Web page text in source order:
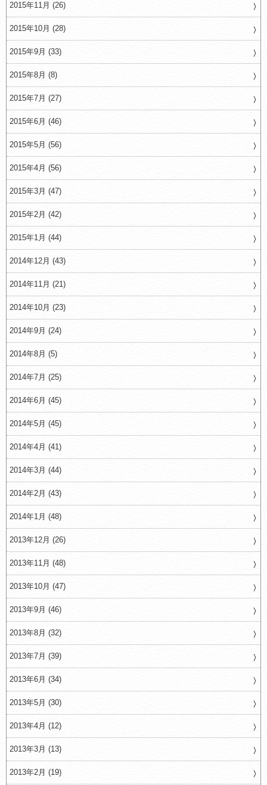
2015年11月 (26)
2015年10月 (28)
2015年9月 (33)
2015年8月 (8)
2015年7月 (27)
2015年6月 (46)
2015年5月 (56)
2015年4月 (56)
2015年3月 (47)
2015年2月 (42)
2015年1月 (44)
2014年12月 (43)
2014年11月 (21)
2014年10月 (23)
2014年9月 (24)
2014年8月 (5)
2014年7月 (25)
2014年6月 (45)
2014年5月 (45)
2014年4月 (41)
2014年3月 (44)
2014年2月 (43)
2014年1月 (48)
2013年12月 (26)
2013年11月 (48)
2013年10月 (47)
2013年9月 (46)
2013年8月 (32)
2013年7月 (39)
2013年6月 (34)
2013年5月 (30)
2013年4月 (12)
2013年3月 (13)
2013年2月 (19)